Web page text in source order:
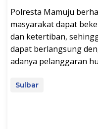
Polresta Mamuju
masyarakat dapat
dan ketertiban,
dapat berlangsung
adanya pelanggaran
Sulbar